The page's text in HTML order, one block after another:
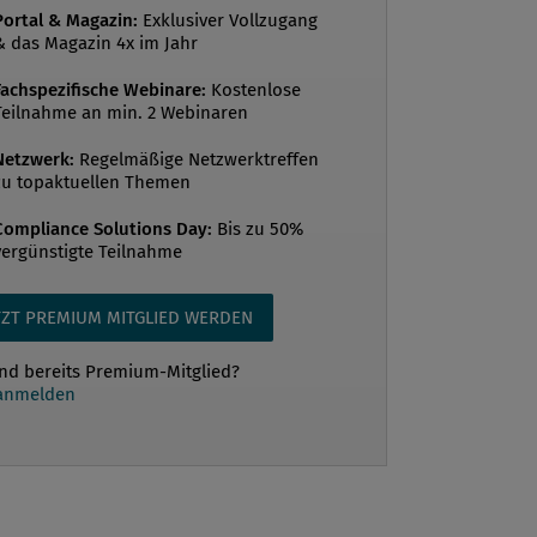
erlebten Kurskapriolen und
ihre Einsätze in wenigen Wochen
– aber auch verlieren. Täglich
ständig neue Varianten,
werden auf
von Kryptoeinheiten aufgebaut und
wie auch Start-ups wollen
beteiligen oder Kryptowährungen
& Magazin: Exklusiver Vollzugang
das Magazin 4x im Jahr
Webinare: Kostenlose
an min. 2 Webinaren
Regelmäßige Netzwerktreffen
topaktuellen Themen
Solutions Day: Bis zu 50%
Teilnahme
PREMIUM MITGLIED WERDEN
bereits Premium-Mitglied?